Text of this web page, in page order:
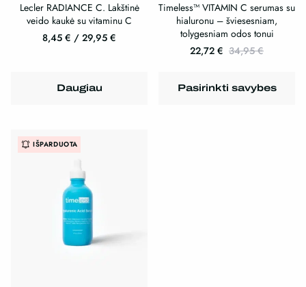
Lecler RADIANCE C. Lakštinė
veido kaukė su vitaminu C
8,45 € / 29,95 €
Daugiau
options
Timeless™ VITAMIN C serumas su
hialuronu – šviesesniam,
tolygesniam odos tonui
22,72 € 34,95€
Pasirinkti savybes
product
IŠPARDUOTA